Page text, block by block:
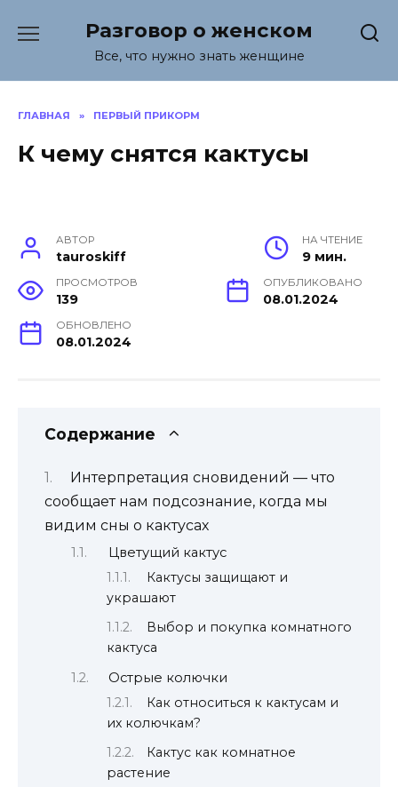
содержанию
Разговор о женском
Все, что нужно знать женщине
ГЛАВНАЯ » ПЕРВЫЙ ПРИКОРМ
К чему снятся кактусы
АВТОР
tauroskiff
НА ЧТЕНИЕ
9 мин.
ПРОСМОТРОВ
139
ОПУБЛИКОВАНО
08.01.2024
ОБНОВЛЕНО
08.01.2024
Содержание
Интерпретация сновидений — что
сообщает нам подсознание, когда мы
видим сны о кактусах
Цветущий кактус
Кактусы защищают и
украшают
Выбор и покупка комнатного
кактуса
Острые колючки
Как относиться к кактусам и
их колючкам?
Кактус как комнатное
растение